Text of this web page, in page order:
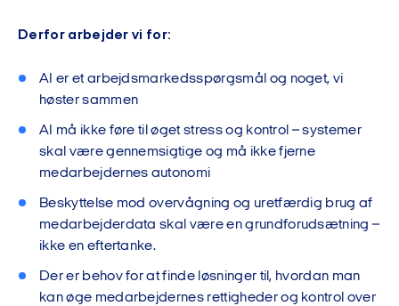
Derfor arbejder vi for:
AI er et arbejdsmarkedsspørgsmål og noget, vi
høster sammen
AI må ikke føre til øget stress og kontrol – systemer
skal være gennemsigtige og må ikke fjerne
medarbejdernes autonomi
Beskyttelse mod overvågning og uretfærdig brug af
medarbejderdata skal være en grundforudsætning –
ikke en eftertanke.
Der er behov for at finde løsninger til, hvordan man
kan øge medarbejdernes rettigheder og kontrol over